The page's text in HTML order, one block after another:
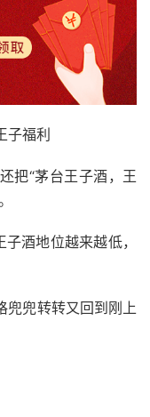
子福利
把“茅台王子酒，王
酒地位越来越低，
兜兜转转又回到刚上